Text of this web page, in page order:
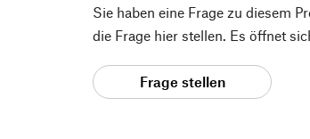
Sie haben eine Frage zu diesem
die Frage hier stellen. Es öffnet
Frage stellen